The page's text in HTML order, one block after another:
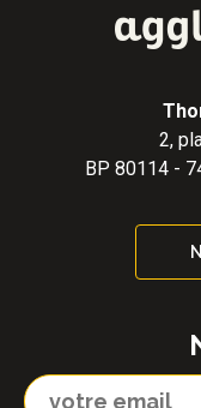
2,
BP 80114 -